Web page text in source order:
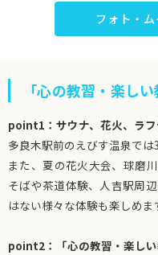
フォト・
「心の教習・楽し
point1：サウナ、花火、ラフ
多良木駅前のえびす温泉では
また、夏の花火大会、球磨
そばや茶道体験、人吉駅周
はない様々な体験も楽しめま
point2：「心の教習・楽しい